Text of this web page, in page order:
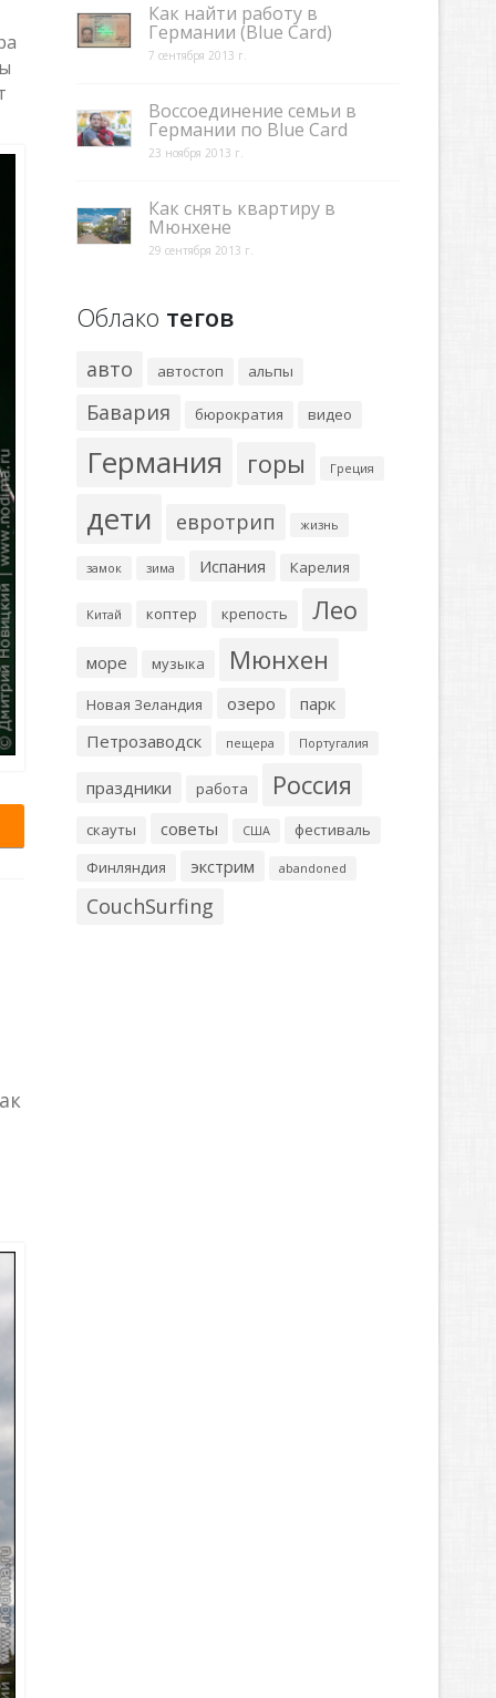
Как найти работу в
Германии (Blue Card)
7 сентября 2013 г.
Воссоединение семьи в
Германии по Blue Card
23 ноября 2013 г.
Как снять квартиру в
Мюнхене
29 сентября 2013 г.
Облако тегов
авто автостоп альпы
Бавария бюрократия видео
Германия горы Греция
дети евротрип жизнь
замок зима Испания Карелия
Китай коптер крепость Лео
море музыка Мюнхен
Новая Зеландия озеро
парк
Петрозаводск
пещера Португалия
праздники работа Россия
скауты советы США
фестиваль
Финляндия
экстрим abandoned
CouchSurfing